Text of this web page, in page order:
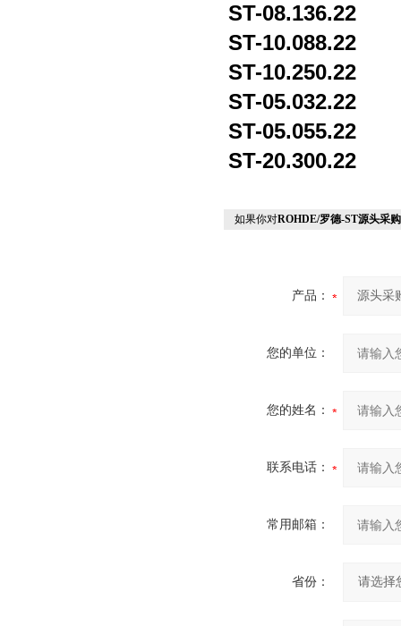
ST-08.136.22
ST-10.088.22
ST-10.250.22
ST-05.032.22
ST-05.055.22
ST-20.300.22
如果你对ROHDE/罗德-ST源头采
产品：
您的单位：
您的姓名：
联系电话：
常用邮箱：
省份：